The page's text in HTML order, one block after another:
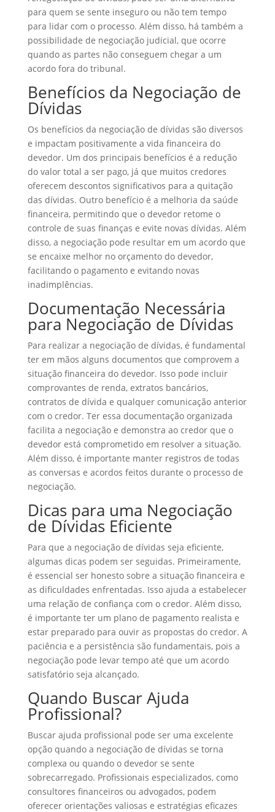
para quem se sente inseguro ou não tem tempo
para lidar com o processo. Além disso, há também a
possibilidade de negociação judicial, que ocorre
quando as partes não conseguem chegar a um
acordo fora do tribunal.
Benefícios da Negociação de
Dívidas
Os benefícios da negociação de dívidas são diversos
e impactam positivamente a vida financeira do
devedor. Um dos principais benefícios é a redução
do valor total a ser pago, já que muitos credores
oferecem descontos significativos para a quitação
das dívidas. Outro benefício é a melhoria da saúde
financeira, permitindo que o devedor retome o
controle de suas finanças e evite novas dívidas. Além
disso, a negociação pode resultar em um acordo que
se encaixe melhor no orçamento do devedor,
facilitando o pagamento e evitando novas
inadimplências.
Documentação Necessária
para Negociação de Dívidas
Para realizar a negociação de dívidas, é fundamental
ter em mãos alguns documentos que comprovem a
situação financeira do devedor. Isso pode incluir
comprovantes de renda, extratos bancários,
contratos de dívida e qualquer comunicação anterior
com o credor. Ter essa documentação organizada
facilita a negociação e demonstra ao credor que o
devedor está comprometido em resolver a situação.
Além disso, é importante manter registros de todas
as conversas e acordos feitos durante o processo de
negociação.
Dicas para uma Negociação
de Dívidas Eficiente
Para que a negociação de dívidas seja eficiente,
algumas dicas podem ser seguidas. Primeiramente,
é essencial ser honesto sobre a situação financeira e
as dificuldades enfrentadas. Isso ajuda a estabelecer
uma relação de confiança com o credor. Além disso,
é importante ter um plano de pagamento realista e
estar preparado para ouvir as propostas do credor. A
paciência e a persistência são fundamentais, pois a
negociação pode levar tempo até que um acordo
satisfatório seja alcançado.
Quando Buscar Ajuda
Profissional?
Buscar ajuda profissional pode ser uma excelente
opção quando a negociação de dívidas se torna
complexa ou quando o devedor se sente
sobrecarregado. Profissionais especializados, como
consultores financeiros ou advogados, podem
oferecer orientações valiosas e estratégias eficazes